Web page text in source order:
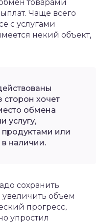
обмен товарами
Чаще всего
с услугами
некий объект,
сторон хочет
обмена
услугу,
или
наличии.
сохранить
объем
прогресс,
упростил